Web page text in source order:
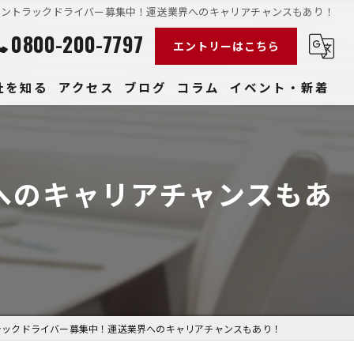
トラックドライバー募集中！運送業界へのキャリアチャンスもあり！
0800-200-7797 エントリーはこちら
を知る アクセス ブログ コラム イベント・新着
キャリアチャンスもあ
クドライバー募集中！運送業界へのキャリアチャンスもあり！